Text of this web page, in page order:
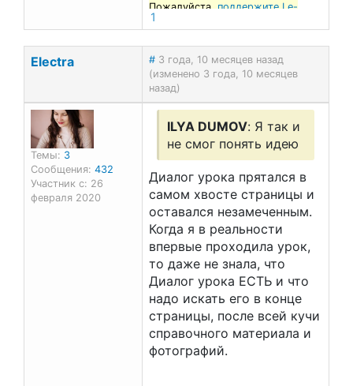
Пожалуйста,поддержите Le-
francais.ru
1
Electra # 3 года, 10 месяцев назад
(изменено 3 года, 10 месяцев
назад)
Темы: 3
Сообщения: 432
Участник с: 26
февраля 2020
ILYA DUMOV: Я так и
не смог понять идею
Диалог урока прятался в
самом хвосте страницы и
оставался незамеченным.
Когда я в реальности
впервые проходила урок,
то даже не знала, что
Диалог урока ЕСТЬ и что
надо искать его в конце
страницы, после всей кучи
справочного материала и
фотографий.